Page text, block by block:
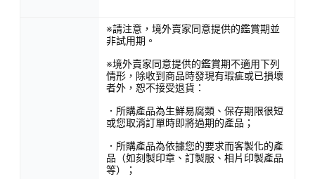
※請注意，境外賣家同意提供的鑑賞期並
非試用期。
※境外賣家同意提供的鑑賞期不適用下列
情形，除收到商品時發現有瑕疵或已損壞
者外，恕不接受退貨：
．所購產品為生鮮易腐類、保存期限很短
或您取消訂單時即將過期的產品；
．所購產品為依據您的要求而客製化的產
品（如刻製印章、訂製服、相片印製產品
等）；